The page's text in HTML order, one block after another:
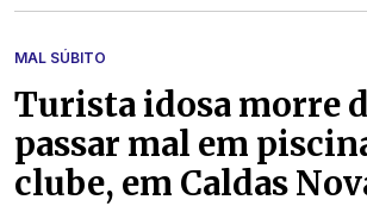
MAL SÚBITO
Turista idosa morre
passar mal em
clube, em Caldas